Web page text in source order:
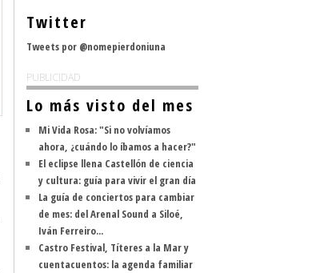
Twitter
Tweets por @nomepierdoniuna
PUBLICIDAD
Lo más visto del mes
Mi Vida Rosa: "Si no volvíamos
ahora, ¿cuándo lo íbamos a hacer?"
El eclipse llena Castellón de ciencia
y cultura: guía para vivir el gran día
La guía de conciertos para cambiar
de mes: del Arenal Sound a Siloé,
Iván Ferreiro...
Castro Festival, Títeres a la Mar y
cuentacuentos: la agenda familiar